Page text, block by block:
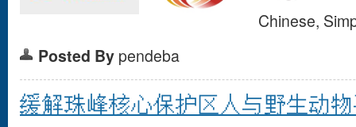
Chinese,
Posted By pendeba
缓解珠峰核心保护区人与野生动